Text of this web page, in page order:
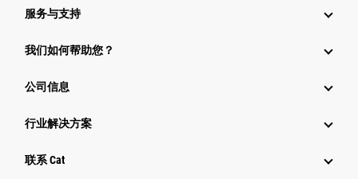
服务与支持
我们如何帮助您？
公司信息
行业解决方案
行业
联系 Cat